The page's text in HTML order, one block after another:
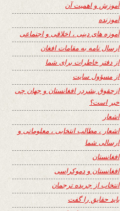
آموزش و اهمیت آن
آموزنده
آموزه های دینی ، اخلاقی و اجتماعی
ارسال نامه به مقامات افغان
از دفتر خاطرات برای شما
از مسؤول سایت
ازحقوق بشردر افغانستان و جهان چی
خبر است؟
اشعار
اشعار ، مطالب انتخابی ، معلوماتی و
ارسالی شما
افغانستان
افغانستان و دموکراسی
انتخاب از جریده ترجمان
باید حقایق را گفت